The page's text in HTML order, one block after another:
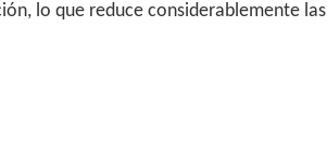
lo que reduce considerablemente